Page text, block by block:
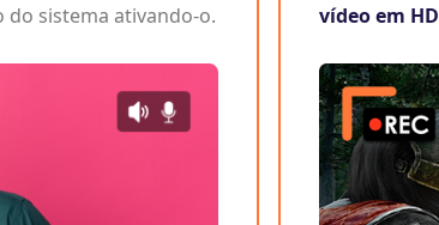
sistema ativando-o.
vídeo em HD